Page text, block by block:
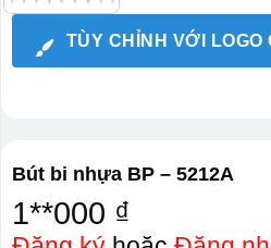
TÙY CHỈNH VỚI LOGO
Bút bi nhựa BP – 5212A
1**000 ₫